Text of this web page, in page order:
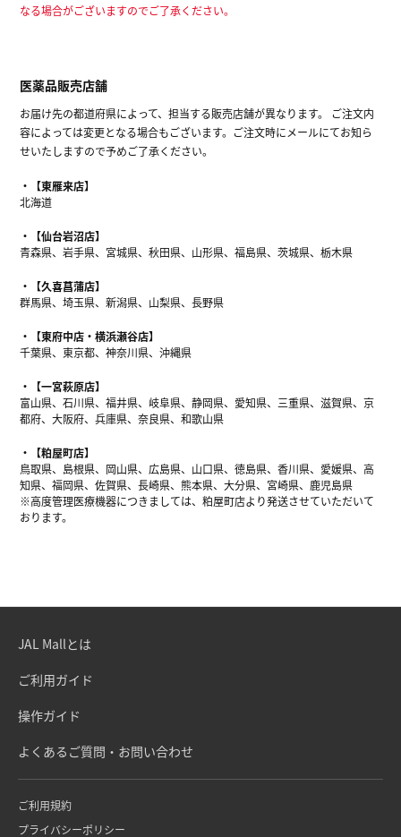
なる場合がございますのでご了承ください。
医薬品販売店舗
お届け先の都道府県によって、担当する販売店舗が異なります。 ご注文内
容によっては変更となる場合もございます。ご注文時にメールにてお知ら
せいたしますので予めご了承ください。
【東雁来店】
北海道
【仙台岩沼店】
青森県、岩手県、宮城県、秋田県、山形県、福島県、茨城県、栃木県
【久喜菖蒲店】
群馬県、埼玉県、新潟県、山梨県、長野県
【東府中店・横浜瀬谷店】
千葉県、東京都、神奈川県、沖縄県
【一宮萩原店】
富山県、石川県、福井県、岐阜県、静岡県、愛知県、三重県、滋賀県、京
都府、大阪府、兵庫県、奈良県、和歌山県
【粕屋町店】
鳥取県、島根県、岡山県、広島県、山口県、徳島県、香川県、愛媛県、高
知県、福岡県、佐賀県、長崎県、熊本県、大分県、宮崎県、鹿児島県
※高度管理医療機器につきましては、粕屋町店より発送させていただいて
おります。
JAL Mallとは
ご利用ガイド
操作ガイド
よくあるご質問・お問い合わせ
ご利用規約
プライバシーポリシー